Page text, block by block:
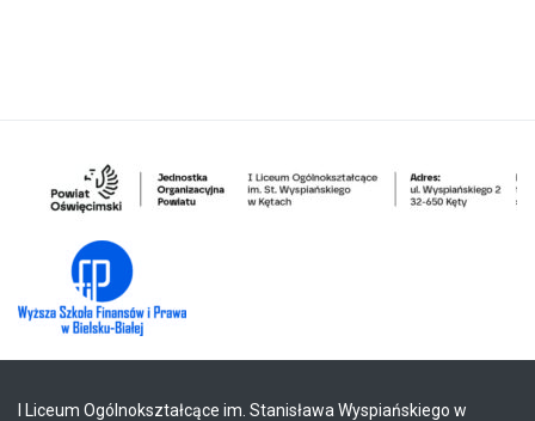
I Liceum Ogólnokształcące im. Stanisława Wyspiańskiego w